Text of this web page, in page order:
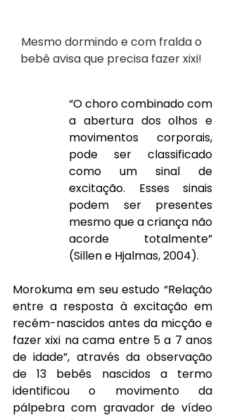
Mesmo dormindo e com fralda o
bebê avisa que precisa fazer xixi!
“O choro combinado com
a abertura dos olhos e
movimentos corporais,
pode ser classificado
como um sinal de
excitação. Esses sinais
podem ser presentes
mesmo que a criança não
acorde totalmente”
(Sillen e Hjalmas, 2004).
Morokuma em seu estudo “Relação
entre a resposta à excitação em
recém-nascidos antes da micção e
fazer xixi na cama entre 5 a 7 anos
de idade”, através da observação
de 13 bebês nascidos a termo
identificou o movimento da
pálpebra com gravador de vídeo